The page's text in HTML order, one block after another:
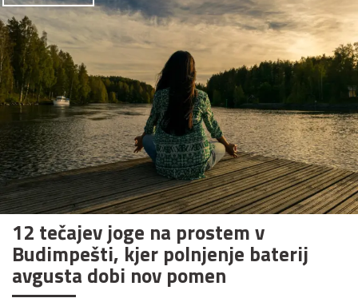
12 tečajev joge na prostem v
Budimpešti, kjer polnjenje baterij
avgusta dobi nov pomen